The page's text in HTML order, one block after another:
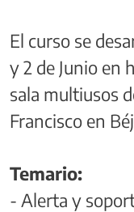
El curso se
y 2 de Junio en
sala multiusos
Francisco en
Temario:
- Alerta y